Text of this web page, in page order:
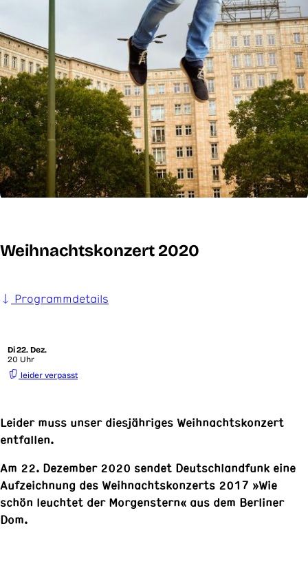
Weihnachtskonzert 2020
Programmdetails
Di22. Dez.
20 Uhr
leider verpasst
Leider muss unser diesjähriges Weihnachtskonzert
entfallen.
Am 22. Dezember 2020 sendet Deutschlandfunk eine
Aufzeichnung des Weihnachtskonzerts 2017 »Wie
schön leuchtet der Morgenstern« aus dem Berliner
Dom.